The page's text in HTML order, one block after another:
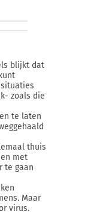
blijkt dat
zoals die
te laten
thuis
met
te gaan
Maar
virus.